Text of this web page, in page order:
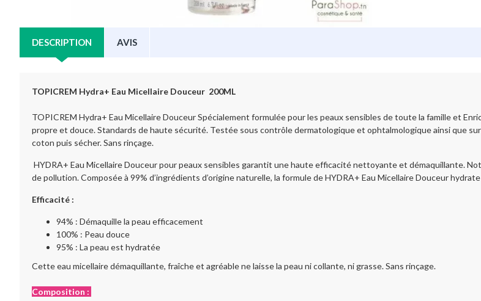
DESCRIPTION AVIS
TOPICREM Hydra+ Eau Micellaire Douceur 200ML
TOPICREM Hydra+ Eau Micellaire Douceur Spécialement formulée pour les peaux sensibles de toute la famille et
propre et douce. Standards de haute sécurité. Testée sous contrôle dermatologique et ophtalmologique ainsi que
coton puis sécher. Sans rinçage.
HYDRA+ Eau Micellaire Douceur pour peaux sensibles garantit une haute efficacité nettoyante et démaquillante.
de pollution. Composée à 99% d’ingrédients d’origine naturelle, la formule de HYDRA+ Eau Micellaire Douceur
Efficacité :
94% : Démaquille la peau efficacement
100% : Peau douce
95% : La peau est hydratée
Cette eau micellaire démaquillante, fraîche et agréable ne laisse la peau ni collante, ni grasse. Sans rinçage.
Composition :